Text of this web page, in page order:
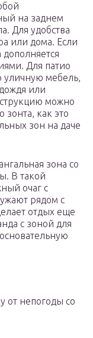
на заднем
Для удобства
или дома. Если
Для патио
уличную мебель,
или
можно
зонта, как это
зон на даче
зона со
В такой
очаг с
рядом с
отдых еще
с зоной для
от непогоды со